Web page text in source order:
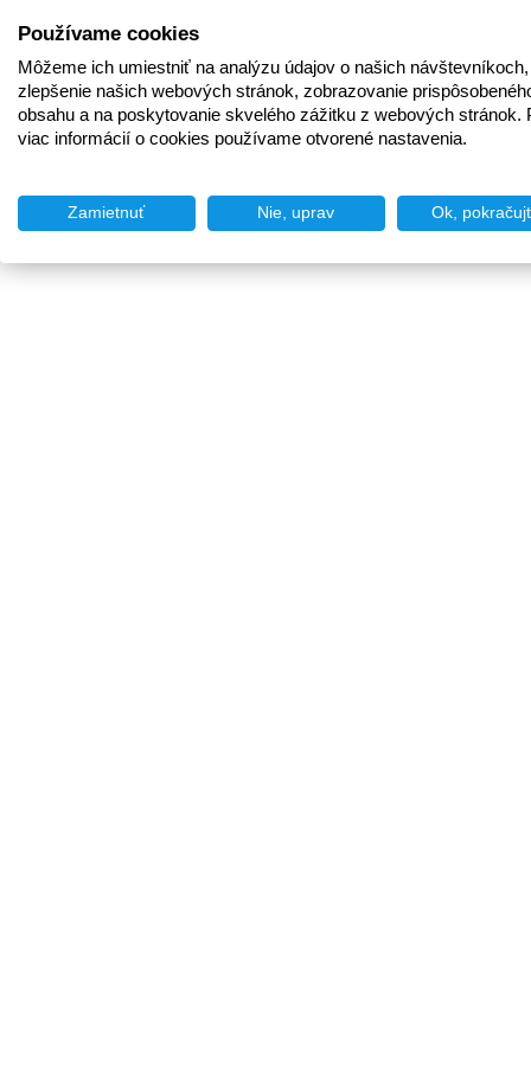
Používame cookies
Môžeme ich umiestniť na analýzu údajov o našich
zlepšenie našich webových stránok, zobrazovanie
obsahu a na poskytovanie skvelého zážitku z webových stránok.
viac informácií o cookies používame otvorené nastavenia.
Zamietnuť Nie, uprav Ok,